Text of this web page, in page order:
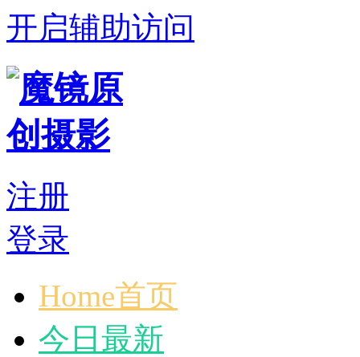
开启辅助访问
注册
登录
Home首页
今日最新